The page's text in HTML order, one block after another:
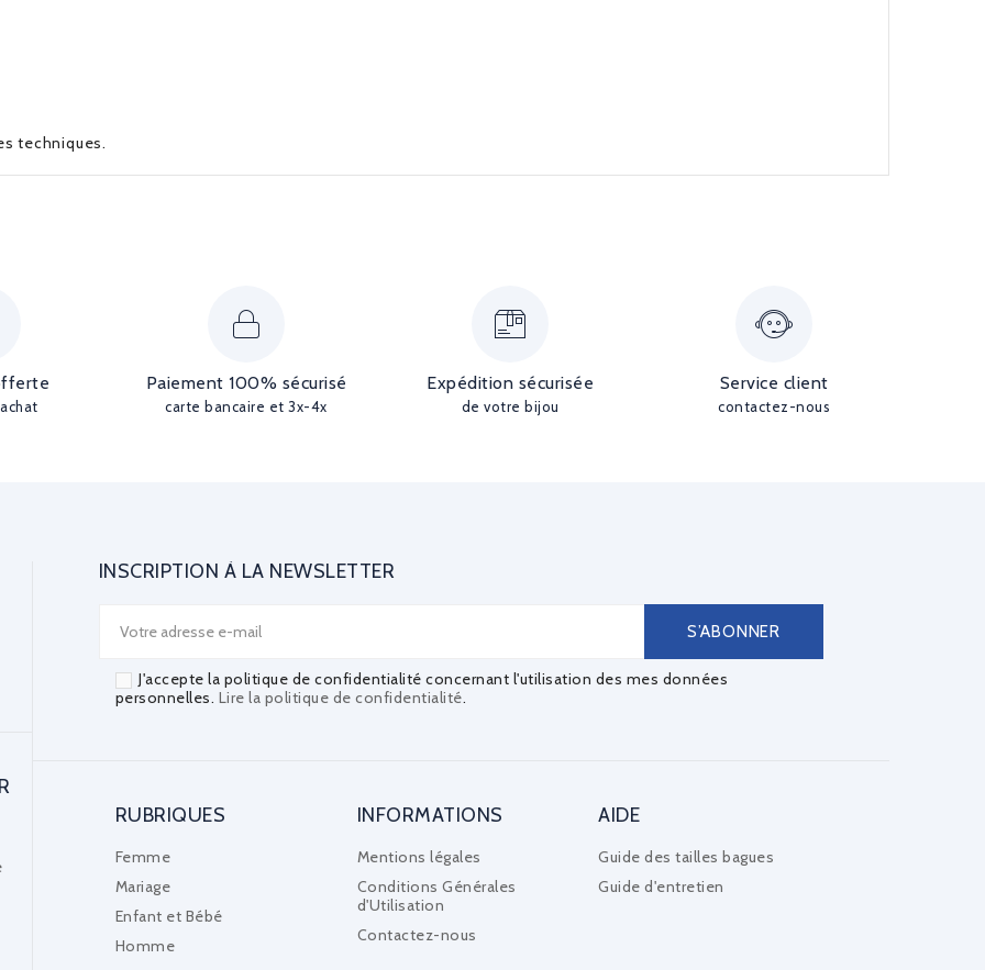
techniques.
Paiement 100% sécurisé
carte bancaire et 3x-4x
Expédition sécurisée
de votre bijou
Service client
contactez-nous
INSCRIPTION À LA NEWSLETTER
J'accepte la politique de confidentialité concernant l'utilisation des mes données
personnelles. Lire la politique de confidentialité.
RUBRIQUES
Femme
Mariage
Enfant et Bébé
Homme
INFORMATIONS
Mentions légales
Conditions Générales
d'Utilisation
Contactez-nous
AIDE
Guide des tailles bagues
Guide d'entretien